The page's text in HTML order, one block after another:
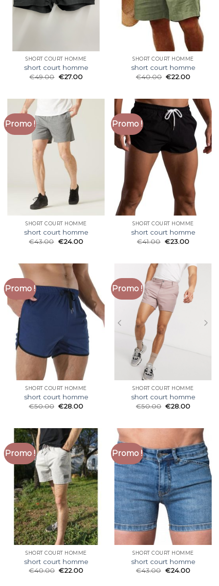
SHORT COURT HOMME
short court homme
€49.00 €27.00
SHORT COURT HOMME
short court homme
€40.00 €22.00
Promo !
SHORT COURT HOMME
short court homme
€43.00 €24.00
Promo !
SHORT COURT HOMME
short court homme
€41.00 €23.00
Promo !
SHORT COURT HOMME
short court homme
€50.00 €28.00
Promo !
SHORT COURT HOMME
short court homme
€50.00 €28.00
Promo !
SHORT COURT HOMME
short court homme
€40.00 €22.00
Promo !
SHORT COURT HOMME
short court homme
€43.00 €24.00